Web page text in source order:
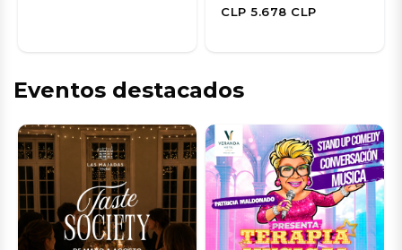
CLP 5.678 CLP
Eventos destacados